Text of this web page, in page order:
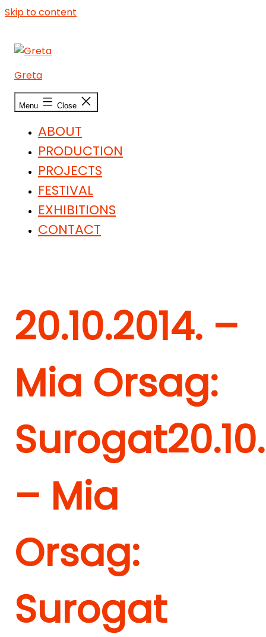
Skip to content
Greta
Menu Close
ABOUT
PRODUCTION
PROJECTS
FESTIVAL
EXHIBITIONS
CONTACT
20.10.2014. –
Mia Orsag:
Surogat
– Mia
Orsag:
Surogat